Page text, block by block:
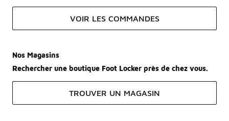
VOIR LES COMMANDES
Nos Magasins
Rechercher une boutique Foot Locker près de chez vous.
TROUVER UN MAGASIN